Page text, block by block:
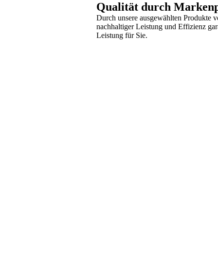
Qualität durch
Durch unsere ausgewählten Produkte
nachhaltiger Leistung und Effizienz
Leistung für Sie.